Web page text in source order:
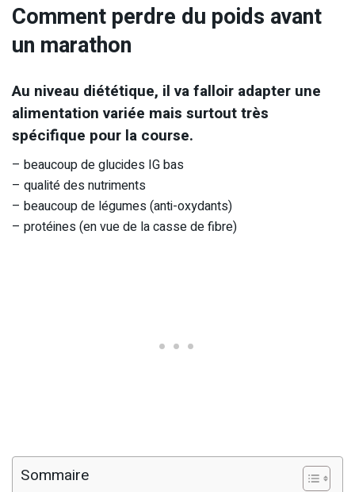
Comment perdre du poids avant
un marathon
Au niveau diététique, il va falloir adapter une
alimentation variée mais surtout très
spécifique pour la course.
– beaucoup de glucides IG bas
– qualité des nutriments
– beaucoup de légumes (anti-oxydants)
– protéines (en vue de la casse de fibre)
Sommaire